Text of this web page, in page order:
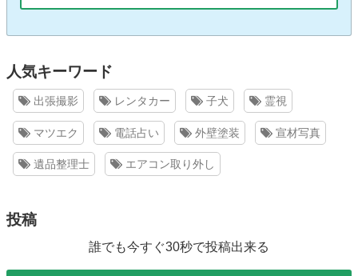
人気キーワード
出張撮影 レンタカー 子犬 霊視
マツエク 電話占い 外壁塗装 宣材写真
遺品整理士 エアコン取り外し
投稿
誰でも今すぐ30秒で投稿出来る